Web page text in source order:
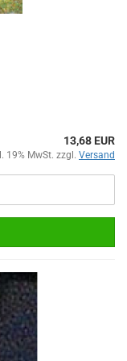
13,68 EUR
19% MwSt. zzgl. Versand